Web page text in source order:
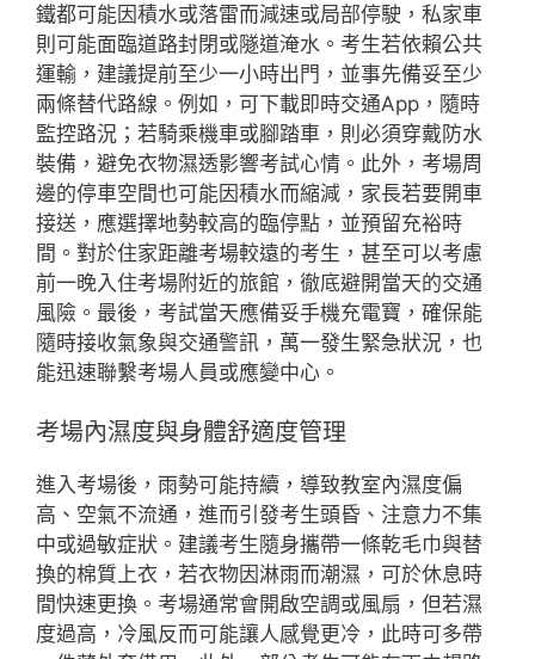
鐵都可能因積水或落雷而減速或局部停駛，私家車
則可能面臨道路封閉或隧道淹水。考生若依賴公共
運輸，建議提前至少一小時出門，並事先備妥至少
兩條替代路線。例如，可下載即時交通App，隨時
監控路況；若騎乘機車或腳踏車，則必須穿戴防水
裝備，避免衣物濕透影響考試心情。此外，考場周
邊的停車空間也可能因積水而縮減，家長若要開車
接送，應選擇地勢較高的臨停點，並預留充裕時
間。對於住家距離考場較遠的考生，甚至可以考慮
前一晚入住考場附近的旅館，徹底避開當天的交通
風險。最後，考試當天應備妥手機充電寶，確保能
隨時接收氣象與交通警訊，萬一發生緊急狀況，也
能迅速聯繫考場人員或應變中心。
考場內濕度與身體舒適度管理
進入考場後，雨勢可能持續，導致教室內濕度偏
高、空氣不流通，進而引發考生頭昏、注意力不集
中或過敏症狀。建議考生隨身攜帶一條乾毛巾與替
換的棉質上衣，若衣物因淋雨而潮濕，可於休息時
間快速更換。考場通常會開啟空調或風扇，但若濕
度過高，冷風反而可能讓人感覺更冷，此時可多帶